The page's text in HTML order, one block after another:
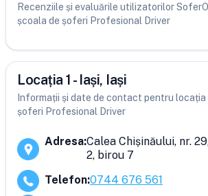
Recenziile și evaluările utilizatorilor
școala de șoferi Profesional Driver
Locația 1 - Iași, Iași
Informații și date de contact pentru locația
șoferi Profesional Driver
Adresa:Calea Chișinăului, nr.
2, birou 7
Telefon:0744 676 561